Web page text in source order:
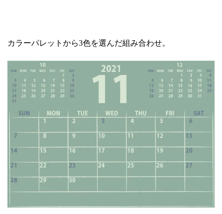
カラーパレットから3色を選んだ組み合わせ。